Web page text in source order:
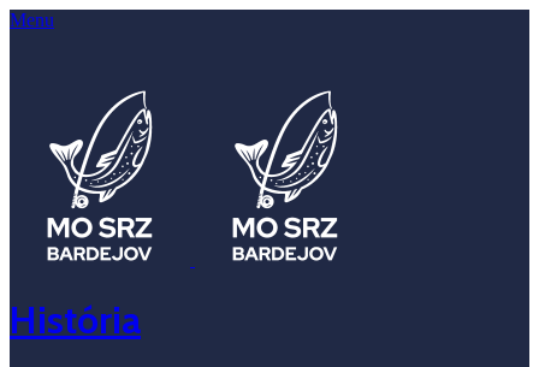
Menu
História